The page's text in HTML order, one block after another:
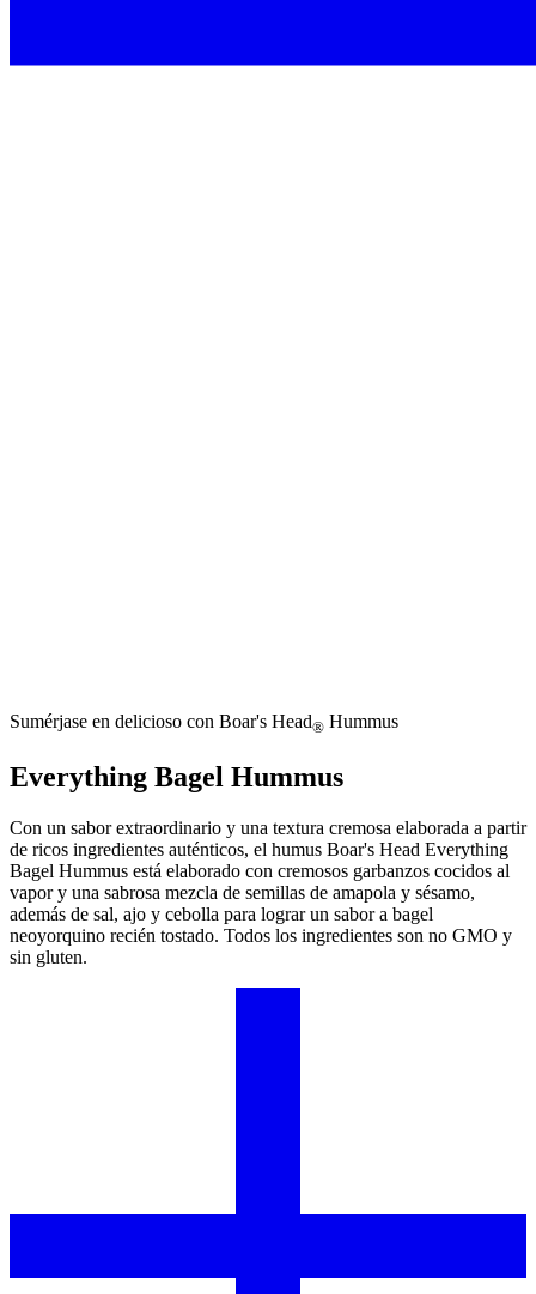
Sumérjase en delicioso con Boar's Head® Hummus
Everything Bagel Hummus
Con un sabor extraordinario y una textura cremosa elaborada a partir
de ricos ingredientes auténticos, el humus Boar's Head Everything
Bagel Hummus está elaborado con cremosos garbanzos cocidos al
vapor y una sabrosa mezcla de semillas de amapola y sésamo,
además de sal, ajo y cebolla para lograr un sabor a bagel
neoyorquino recién tostado. Todos los ingredientes son no GMO y
sin gluten.